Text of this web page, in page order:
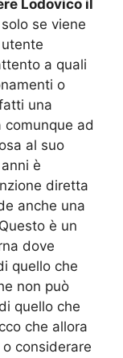
Lodovico il
se viene
a quali
o
una
ad
al suo
è
diretta
anche una
è un
dove
quello che
non può
quello che
che allora
considerare